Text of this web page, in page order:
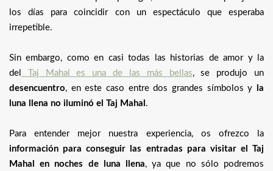
los días para coincidir con un espectáculo que esperaba
irrepetible.
Sin embargo, como en casi todas las historias de amor y la
del
Taj Mahal es una de las más bellas, se produjo un
desencuentro, en este caso entre dos grandes símbolos y
la
luna llena no iluminó el Taj Mahal .
Para entender mejor nuestra experiencia, os ofrezco la
información para conseguir las entradas para visitar el Taj
Mahal en noches de luna llena, ya que no sólo podremos